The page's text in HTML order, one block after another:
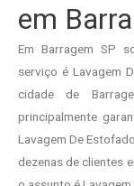
em
Em Barragem SP
serviço é Lavagem
cidade de
principalmente
Lavagem De
dezenas de clientes